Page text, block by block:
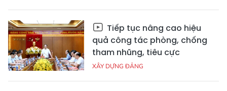
Tiếp tục nâng cao hiệu
quả công tác phòng, chống
tham nhũng, tiêu cực
XÂY DỰNG ĐẢNG